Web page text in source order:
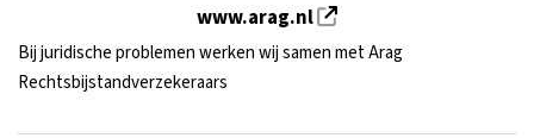
www.arag.nl
Bij juridische problemen werken wij samen met Arag
Rechtsbijstandverzekeraars